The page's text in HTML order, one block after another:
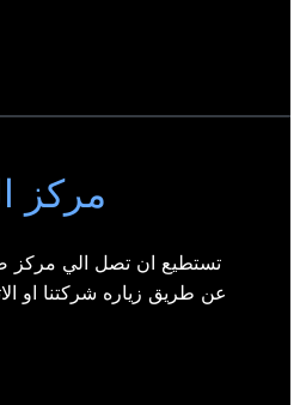
مركز
تستطيع ان تصل الي مركز
عن طريق زياره شركتنا او